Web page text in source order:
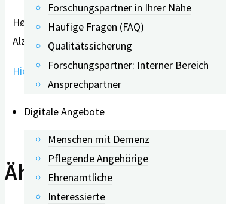
Forschungspartner in Ihrer Nähe
Häufige Fragen (FAQ)
Qualitätssicherung
Forschungspartner: Interner Bereich
Ansprechpartner
Digitale Angebote
Menschen mit Demenz
Pflegende Angehörige
Ehrenamtliche
Interessierte
Høilund-Carlsen PF, Alavi A, Barrio JR,
Alzheimer’s drug with risk and uncertain
Hier geht es zum Artikel von Prof. Poul F.
Ähnliche Beiträge